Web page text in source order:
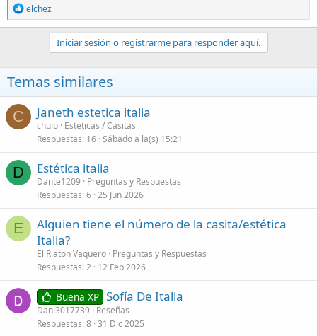
R
e
a
n
e
s
elchez
Iniciar sesión o registrarme para responder aquí.
Temas similares
C Janeth estetica italia
chulo Estéticas / Casitas
Respuestas 16 Sábado a la(s) 15:21
D Estética italia
Dante1209
Preguntas y Respuestas
Respuestas 6 25 Jun 2026
E
Alguien tiene el número de la casita/estética
Italia?
El Riaton Vaquero Preguntas y Respuestas
Respuestas 2 12 Feb 2026
Buena XP Sofía De Italia
Dani3017739
Reseñas
Respuestas 8 31 Dic 2025